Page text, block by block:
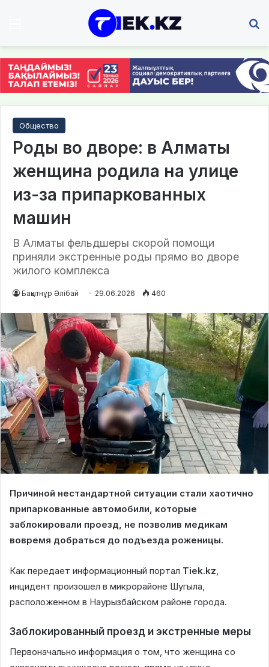
Общество
Роды во дворе: в Алматы
женщина родила на улице
из-за припаркованных
машин
В Алматы фельдшеры скорой помощи
приняли экстренные роды прямо во дворе
жилого комплекса
Бақытнұр Әлібай 29.06.2026 460
Причиной нестандартной ситуации стали хаотично
припаркованные автомобили, которые
заблокировали проезд, не позволив медикам
вовремя добраться до подъезда роженицы.
Как передает информационный портал Tiek.kz,
инцидент произошел в микрорайоне Шугыла,
расположенном в Наурызбайском районе города.
Заблокированный проезд и экстренные меры
Первоначально информация о том, что женщина со